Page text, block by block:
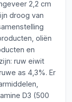
2,2 cm
droog van
oliën
en
ruw eiwit
as 4,3%. Er
D3 (500